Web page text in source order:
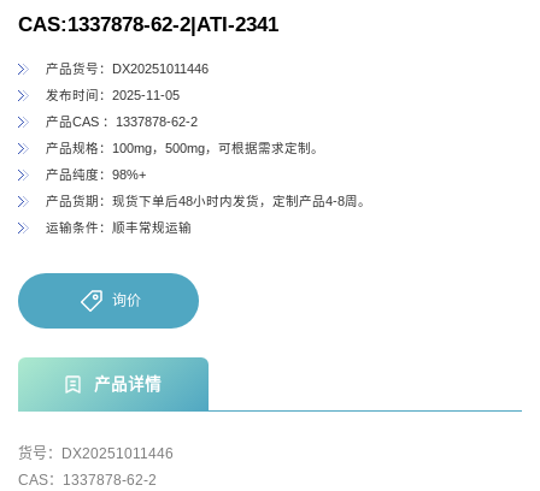
CAS:1337878-62-2|ATI-2341
产品货号：DX20251011446
发布时间：2025-11-05
产品CAS ：1337878-62-2
产品规格：100mg，500mg，可根据需求定制。
产品纯度：98%+
产品货期：现货下单后48小时内发货，定制产品4-8周。
运输条件：顺丰常规运输
询价
产品详情
货号：DX20251011446
CAS：1337878-62-2